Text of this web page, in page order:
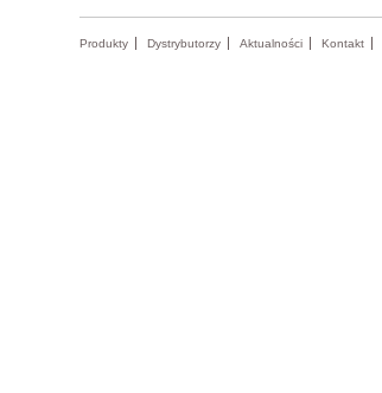
Produkty Dystrybutorzy Aktualności Kontakt